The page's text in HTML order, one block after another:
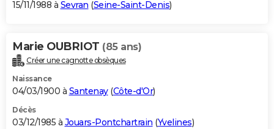
15/11/1988 à Sevran (Seine-Saint-Denis)
Marie OUBRIOT (85 ans)
Créer une cagnotte obsèques
Naissance
04/03/1900 à Santenay(Côte-d'Or)
Décès
03/12/1985 à Jouars-Pontchartrain (Yvelines)